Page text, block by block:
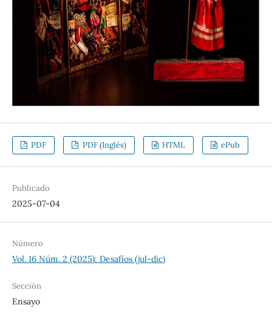
PDF PDF (Inglés) HTML ePub
Publicado
2025-07-04
Número
Vol. 16 Núm. 2 (2025): Desafíos (jul-dic)
Sección
Ensayo